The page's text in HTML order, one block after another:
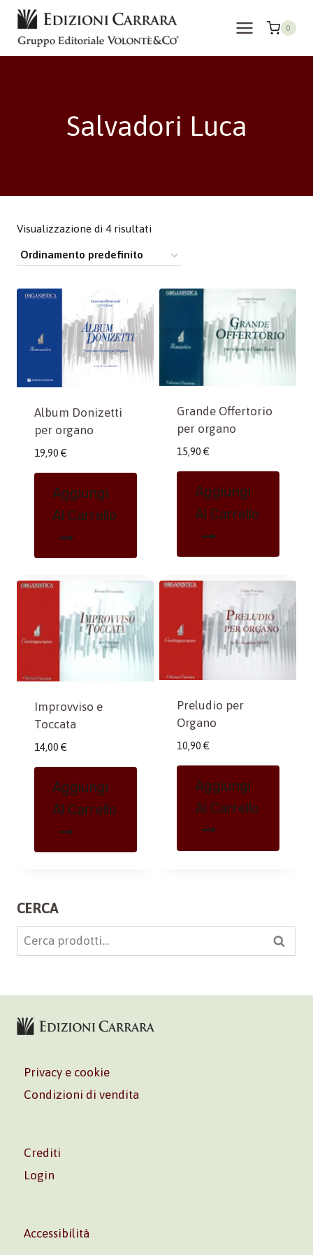
Salta
contenuto
0
Salvadori Luca
Visualizzazione di 4 risultati
Album Donizetti
per organo
19,90 €
Aggiungi
Al Carrello
Grande Offertorio
per organo
15,90 €
Aggiungi
Al Carrello
Improvviso e
Toccata
14,00 €
Aggiungi
Al Carrello
Preludio per
Organo
10,90 €
Aggiungi
Al Carrello
CERCA
Cerca: Cerca
Privacy e cookie
Condizioni di vendita
Crediti
Login
Accessibilità